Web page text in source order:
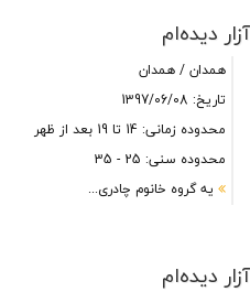
آزار دیده‌ام
همدان / همدان
تاریخ: 1397/06/08
محدوده زمانی: 14 تا 19 بعد از ظهر
محدوده سنی: 25 - 35
یه گروه خانوم چادری...
آزار دیده‌ام